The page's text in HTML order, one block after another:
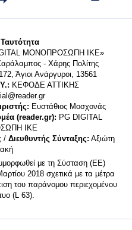
MONΟΠΡΟΣΩΠΗ ΙΚΕ»
- Χάρης Πολίτης
Άγιοι Ανάργυροι, 13561
ΚΕΦΟΔΕ ΑΤΤΙΚΗΣ
Ευστάθιος Μοσχονάς
(reader.gr): PG DIGITAL
ΙΚΕ
/ Διευθυντής Σύνταξης: Αξιώτη
με τη Σύσταση (ΕΕ)
2018 σχετικά με τα μέτρα
του παράνομου περιεχομένου
(L 63).